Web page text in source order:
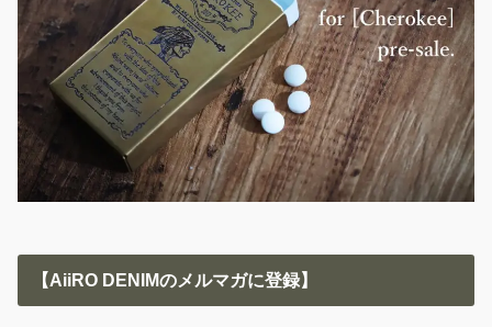
【AiiRO DENIMのメルマガに登録】